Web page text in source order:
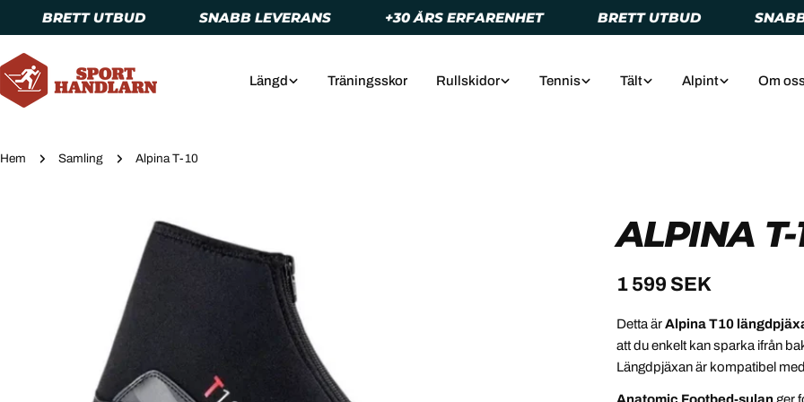
innehållet
UTBUD SNABB LEVERANS +30 ÅRS ERFARENHET BRETT UTBUD SNABB
Längd Träningsskor Rullskidor Tennis Tält Alpint Om
Hem Samling Alpina T-10
ALPINA T-
Vanligt
pris
1 599 SEK
Detta ärAlpina T10
att du enkelt kan sparka ifrån
Längdpjäxan är kompatibel